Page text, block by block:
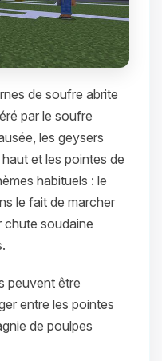
de soufre abrite
par le soufre
les geysers
et les pointes de
habituels : le
le fait de marcher
chute soudaine
peuvent être
entre les pointes
de poulpes